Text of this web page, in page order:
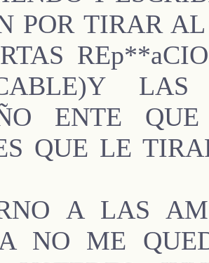
POR TIRAR
ENTE
QUE LE
A LAS
NO ME